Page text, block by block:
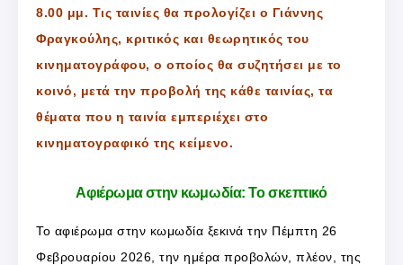
8.00 μμ. Τις ταινίες θα προλογίζει ο Γιάννης
Φραγκούλης, κριτικός και θεωρητικός του
κινηματογράφου, ο οποίος θα συζητήσει με το
κοινό, μετά την προβολή της κάθε ταινίας, τα
θέματα που η ταινία εμπεριέχει στο
κινηματογραφικό της κείμενο.
Αφιέρωμα στην κωμωδία: Το σκεπτικό
Το αφιέρωμα στην κωμωδία ξεκινά την Πέμπτη 26
Φεβρουαρίου 2026, την ημέρα προβολών, πλέον, της